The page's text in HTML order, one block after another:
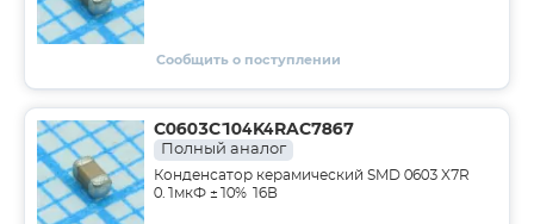
Сообщить о поступлении
C0603C104K4RAC7867
Полный аналог
Конденсатор керамический SMD 0603 X7R
0.1мкФ ±10% 16В